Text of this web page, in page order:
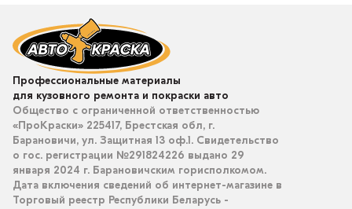
Профессиональные материалы
для кузовного ремонта и покраски авто
Общество с ограниченной ответственностью
«ПроКраски» 225417, Брестская обл, г.
Барановичи, ул. Защитная 13 оф.1. Свидетельство
о гос. регистрации №291824226 выдано 29
января 2024 г. Барановичским горисполкомом.
Дата включения сведений об интернет-магазине в
Торговый реестр Республики Беларусь -